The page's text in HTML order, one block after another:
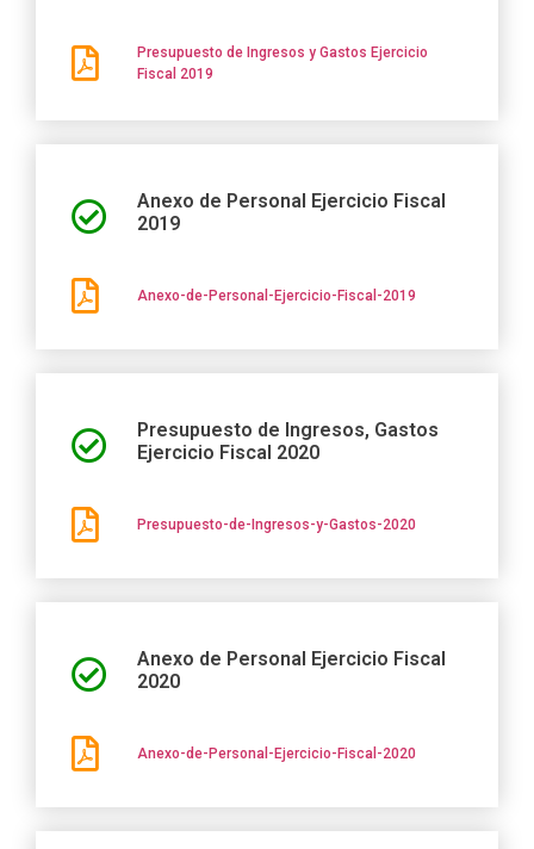
Presupuesto de Ingresos y Gastos Ejercicio
Fiscal 2019
Anexo de Personal Ejercicio Fiscal
2019
Anexo-de-Personal-Ejercicio-Fiscal-2019
Presupuesto de Ingresos, Gastos
Ejercicio Fiscal 2020
Presupuesto-de-Ingresos-y-Gastos-2020
Anexo de Personal Ejercicio Fiscal
2020
Anexo-de-Personal-Ejercicio-Fiscal-2020